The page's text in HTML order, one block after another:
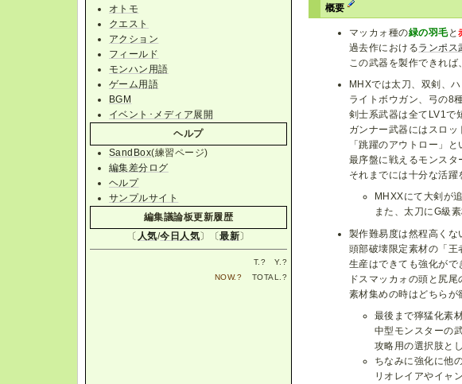
概要
マッカォ種の緑の羽毛と
過去作におけるランポス
この武器を製作できれ
MHXでは太刀、双剣、
ライトボウガン、弓の8
剣士系武器は全てLV1で
ガンナー武器にはスロッ
「跳躍のアウトロー」
最序盤に戦えるモンスタ
それまでには十分な活躍
MHXXにて大剣が
また、太刀にG級
製作難易度は然程高くな
頭部破壊限定素材の「王
生産はできても強化がで
ドスマッカォの頭と尻
素材集めの時はどちらが
最後まで獰猛化素
中型モンスターの
攻略用の選択肢と
ちなみに強化に他
リオレイアやイャ
オトモ
クエスト
アクション
フィールド
モンハン用語
ゲーム用語
BGM
イベント･メディア展開
ヘルプ
SandBox(練習ページ)
編集差分ログ
ヘルプ
サンプルサイト
編集議論板更新履歴
〔 人気/今日人気〕〔最新〕
T. ? Y. ?
NOW.? TOTAL. ?